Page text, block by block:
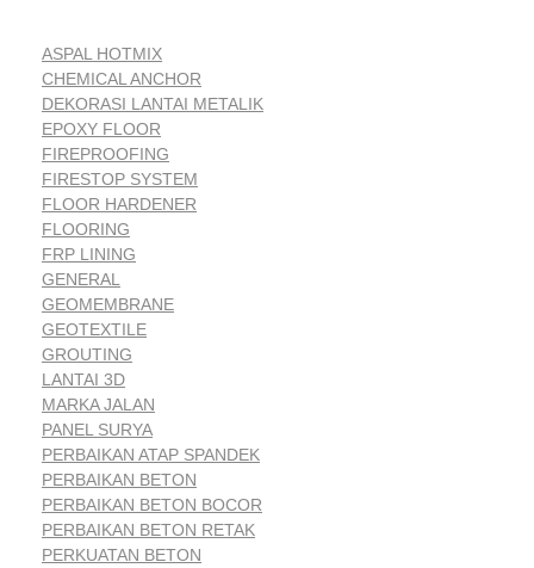
ASPAL HOTMIX
CHEMICAL ANCHOR
DEKORASI LANTAI METALIK
EPOXY FLOOR
FIREPROOFING
FIRESTOP SYSTEM
FLOOR HARDENER
FLOORING
FRP LINING
GENERAL
GEOMEMBRANE
GEOTEXTILE
GROUTING
LANTAI 3D
MARKA JALAN
PANEL SURYA
PERBAIKAN ATAP SPANDEK
PERBAIKAN BETON
PERBAIKAN BETON BOCOR
PERBAIKAN BETON RETAK
PERKUATAN BETON